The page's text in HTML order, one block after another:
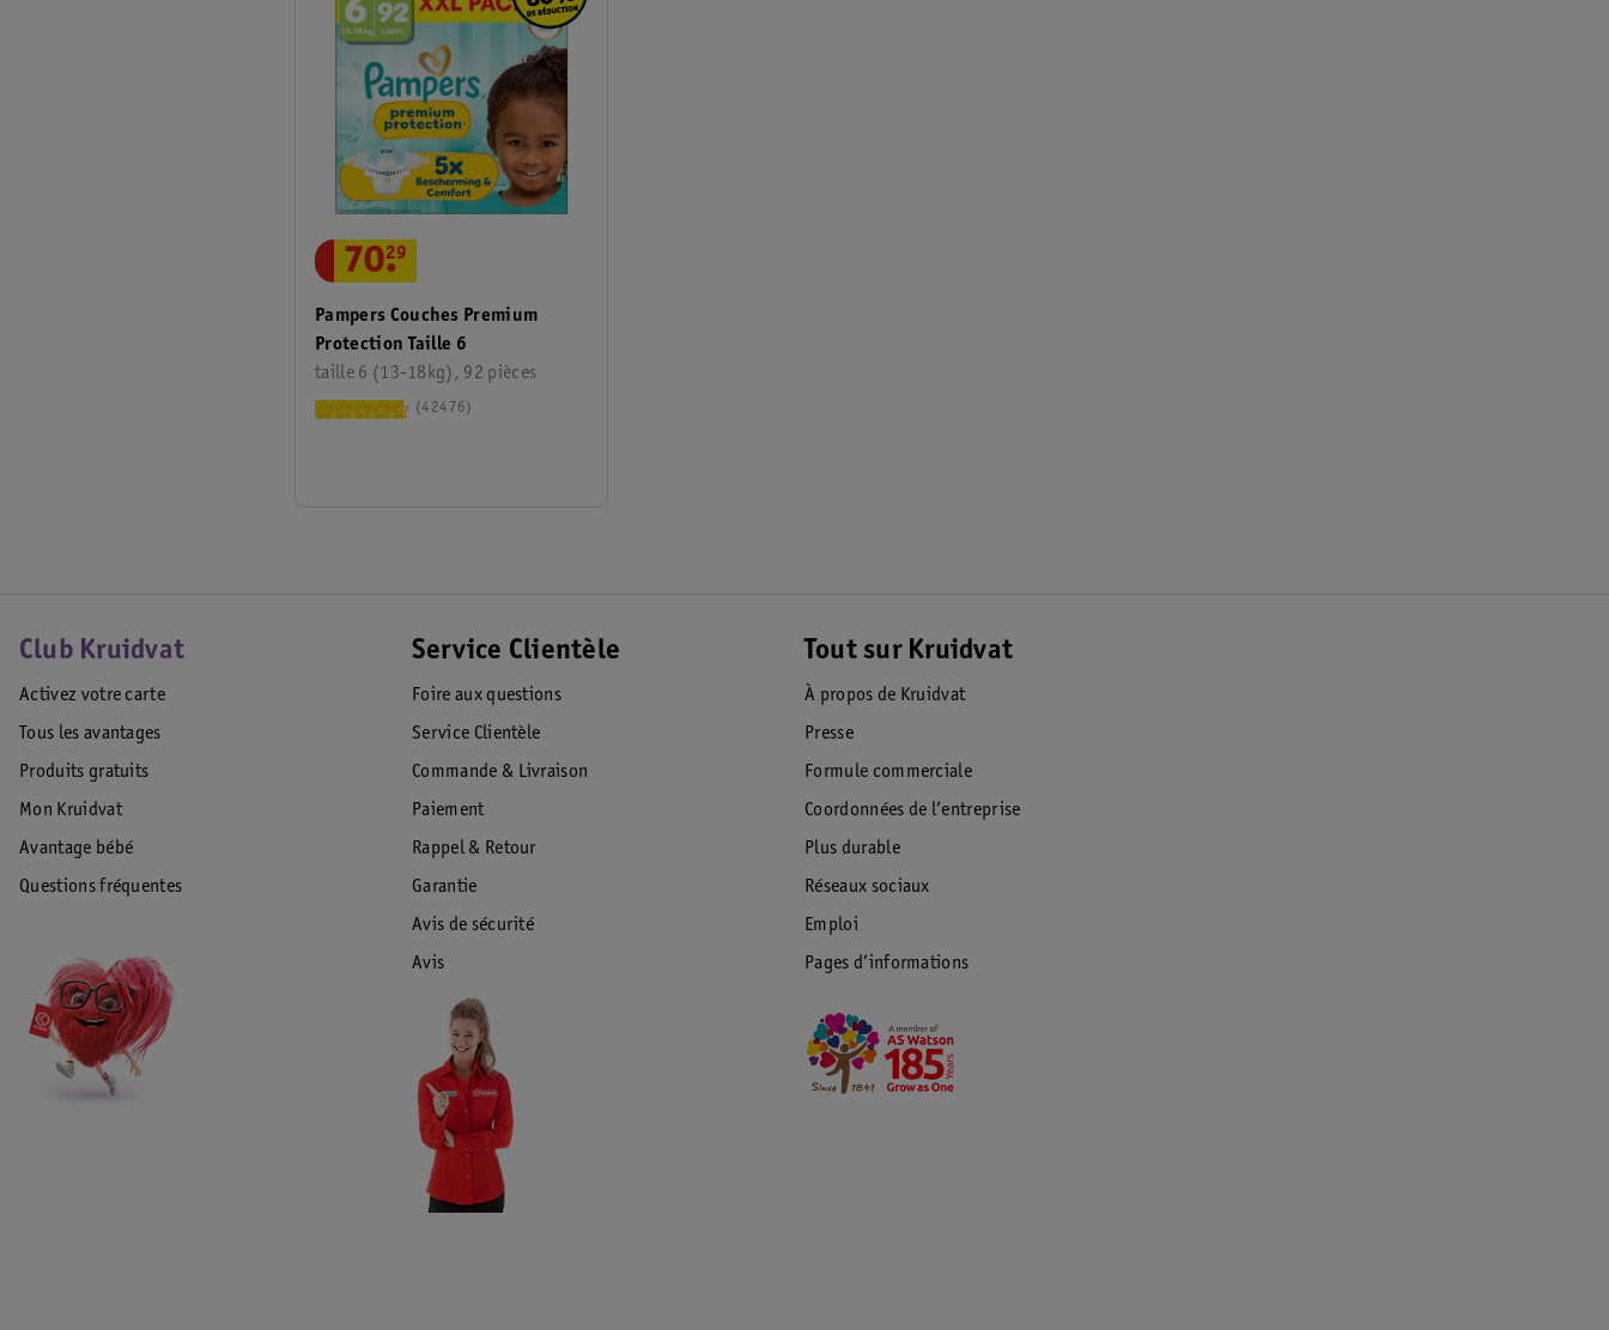
Pampers Couches Premium
Protection Taille 6
taille 6 (13-18kg), 92 pièces
70.
29
42476
Club Kruidvat
Activez votre carte
Tous les avantages
Produits gratuits
Mon Kruidvat
Avantage bébé
Questions fréquentes
Service Clientèle
Foire aux questions
Service Clientèle
Commande & Livraison
Paiement
Rappel & Retour
Garantie
Avis de sécurité
Avis
Tout sur Kruidvat
À propos de Kruidvat
Presse
Formule commerciale
Coordonnées de l’entreprise
Plus durable
Réseaux sociaux
Emploi
Pages d’informations